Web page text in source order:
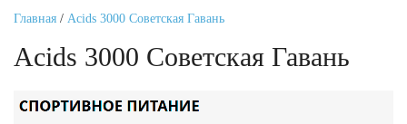
Главная / Acids 3000 Советская Гавань
Acids 3000 Советская Гавань